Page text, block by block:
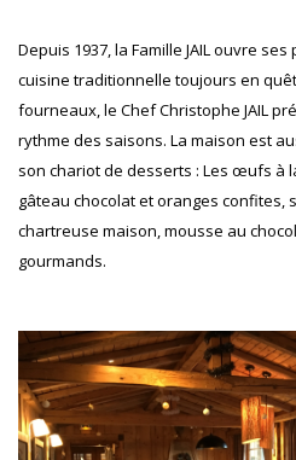
Depuis 1937, la Famille JAIL ouvre
cuisine traditionnelle toujours en
fourneaux, le Chef Christophe JAIL
rythme des saisons. La maison est
son chariot de desserts : Les œufs à
gâteau chocolat et oranges confites,
chartreuse maison, mousse au
gourmands.